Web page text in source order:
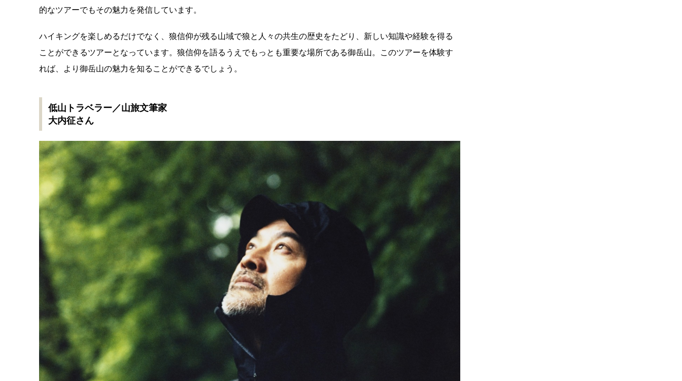
的なツアーでもその魅力を発信しています。
ハイキングを楽しめるだけでなく、狼信仰が残る山域で狼と人々の共生の歴史をたどり、新しい知識や経験を得る
ことができるツアーとなっています。狼信仰を語るうえでもっとも重要な場所である御岳山。このツアーを体験す
れば、より御岳山の魅力を知ることができるでしょう。
低山トラベラー／山旅文筆家
大内征さん